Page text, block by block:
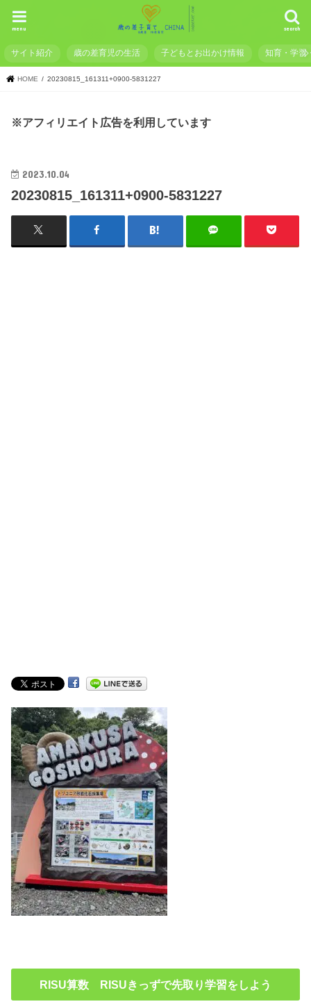
search
menu
サイト紹介 歳の差育児の生活 子どもとお出かけ情報 知育・学習
HOME 20230815_161311+0900-5831227
※アフィリエイト広告を利用しています
2023.10.04
20230815_161311+0900-5831227
RISU算数 RISUきっずで先取り学習をしよう